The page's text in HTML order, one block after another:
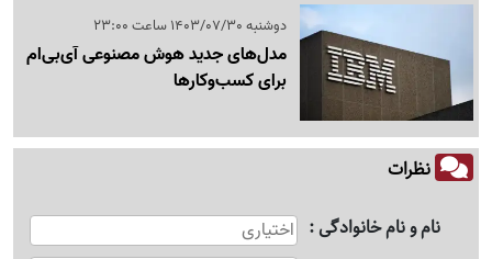
دوشنبه 1403/07/30 ساعت 23:00
مدل‌های جدید هوش مصنوعی آی‌بی‌ام
برای کسب‌وکارها
نظرات
نام و نام خانوادگی